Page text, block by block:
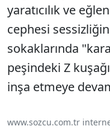
yaratıcılık ve
cephesi
sokaklarında
peşindeki Z
inşa etmeye
www.sozcu.com.tr